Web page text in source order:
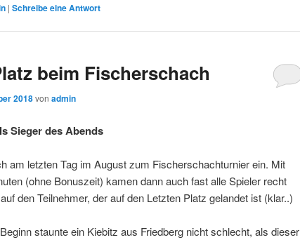
| Schreibe eine Antwort
beim Fischerschach
2018von admin
Sieger des Abends
am letzten Tag im August zum Fischerschachturnier ein. Mit
(ohne Bonuszeit) kamen dann auch fast alle Spieler recht
den Teilnehmer, der auf den Letzten Platz gelandet ist (klar..)
staunte ein Kiebitz aus Friedberg nicht schlecht, als dieser